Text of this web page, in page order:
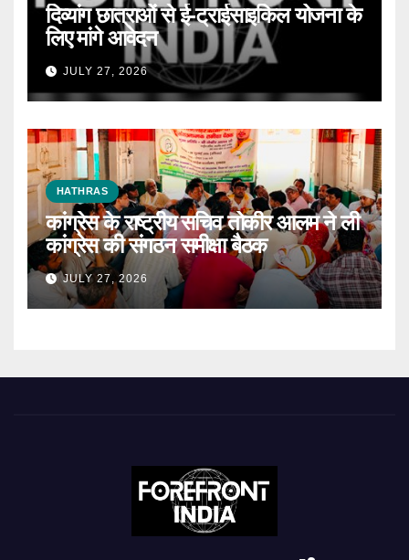
दिव्यांग छात्राओं से ई-ट्राईसाइकिल योजना के
लिए मांगे आवेदन
JULY 27, 2026
HATHRAS
कांग्रेस के राष्ट्रीय सचिव तोकीर आलम ने ली
कांग्रेस की संगठन समीक्षा बैठक
JULY 27, 2026